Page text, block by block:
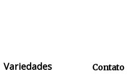
Variedades Contato